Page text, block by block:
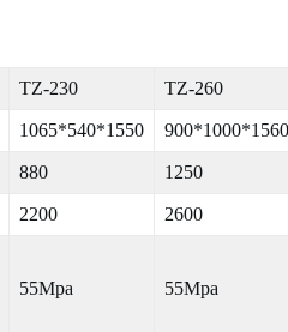
TZ-230 TZ-260
1065*540*1550 900*1000*1560
880 1250
2200 2600
55Mpa 55Mpa